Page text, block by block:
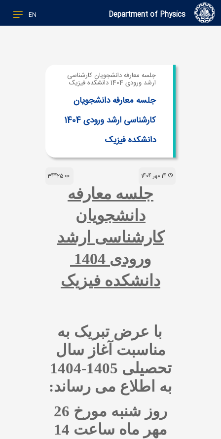
EN Department of Physics
جلسه معارفه دانشجویان کارشناسی
ارشد ورودی 1404 دانشکده فیزیک
جلسه معارفه دانشجویان
کارشناسی ارشد ورودی 1404
دانشکده فیزیک
14 مهر 1404 34425
جلسه معارفه
دانشجویان
کارشناسی ارشد
دانشکده فیزیک
با عرض تبریک به
مناسبت آغاز سال
تحصیلی 1405-1404
به اطلاع می رساند:
روز شنبه مورخ 26
مهر ماه ساعت 14